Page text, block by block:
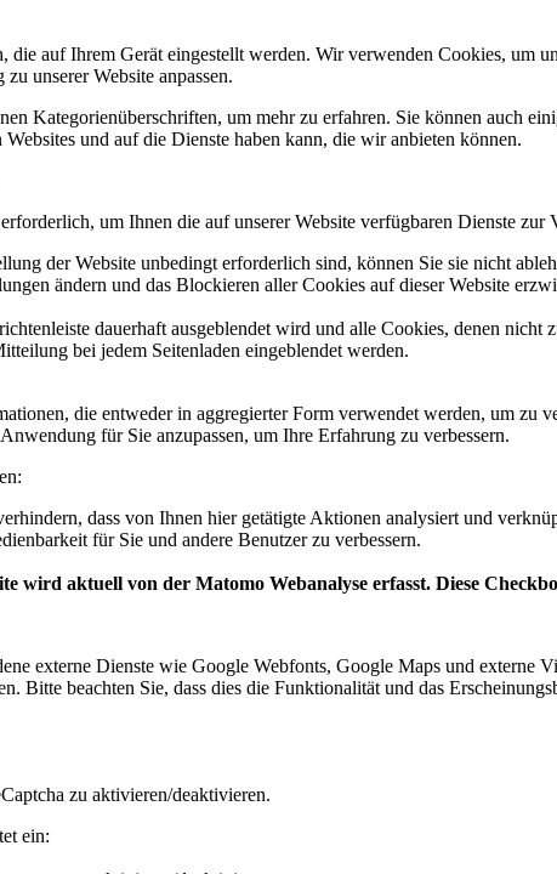
die auf Ihrem Gerät eingestellt werden. Wir verwenden Cookies, um
unserer Website anpassen.
Kategorienüberschriften, um mehr zu erfahren. Sie können auch
und auf die Dienste haben kann, die wir anbieten können.
um Ihnen die auf unserer Website verfügbaren Dienste
der Website unbedingt erforderlich sind, können Sie sie nicht
ändern und das Blockieren aller Cookies auf dieser Website
dauerhaft ausgeblendet wird und alle Cookies, denen
bei jedem Seitenladen eingeblendet werden.
die entweder in aggregierter Form verwendet werden, um
für Sie anzupassen, um Ihre Erfahrung zu verbessern.
dass von Ihnen hier getätigte Aktionen analysiert und
für Sie und andere Benutzer zu verbessern.
wird aktuell von der Matomo Webanalyse erfasst. Diese
externe Dienste wie Google Webfonts, Google Maps und externe
Bitte beachten Sie, dass dies die Funktionalität und das
zu aktivieren/deaktivieren.
ein: